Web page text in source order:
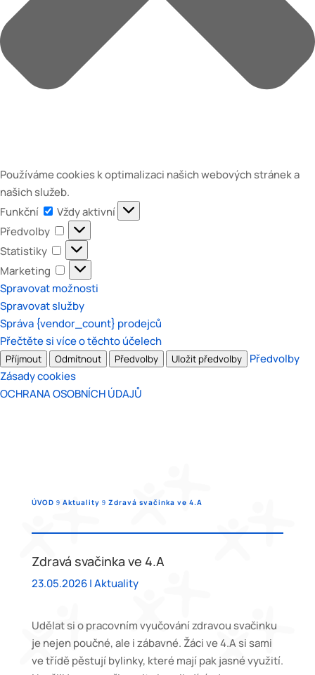
Používáme cookies k optimalizaci našich webových stránek a
našich služeb.
Funkční
Funkční
Vždy aktivní
Předvolby
Předvolby
Statistiky
Statistiky
Marketing
Marketing
Spravovat možnosti
Spravovat služby
Správa {vendor_count} prodejců
Přečtěte si více o těchto účelech
Příjmout Odmítnout Předvolby Uložit předvolby
Předvolby
Zásady cookies
OCHRANA OSOBNÍCH ÚDAJŮ
ÚVOD 9 Aktuality 9 Zdravá svačinka ve 4.A
Zdravá svačinka ve 4.A
23.05.2026|Aktuality
Udělat si o pracovním vyučování zdravou svačinku
je nejen poučné, ale i zábavné. Žáci ve 4.A si sami
ve třídě pěstují bylinky, které mají pak jasné využití.